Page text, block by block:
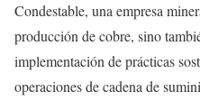
Condestable, una empresa
producción de cobre, sino
implementación de prácticas
operaciones de cadena de